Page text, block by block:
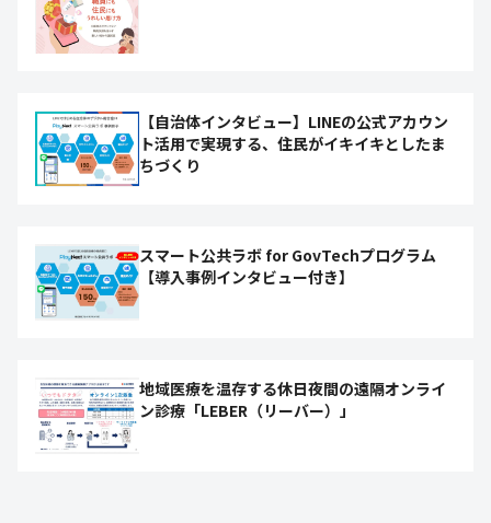
【自治体インタビュー】LINEの公式アカウン
ト活用で実現する、住民がイキイキとしたま
ちづくり
スマート公共ラボ for GovTechプログラム
【導入事例インタビュー付き】
地域医療を温存する休日夜間の遠隔オンライ
ン診療「LEBER（リーバー）」